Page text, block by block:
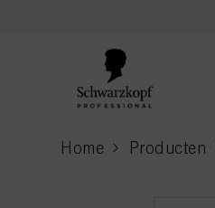
Home Producten